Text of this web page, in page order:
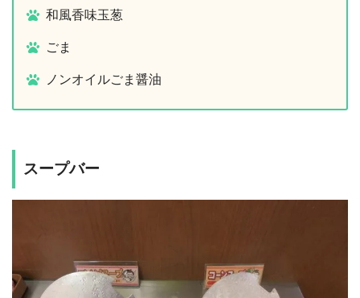
和風香味玉葱
ごま
ノンオイルごま醤油
スープバー